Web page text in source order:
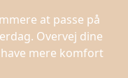
at passe på
Overvej dine
mere komfort